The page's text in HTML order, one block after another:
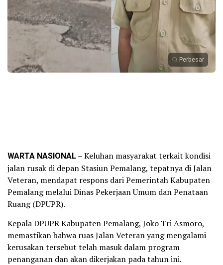
Perbesar
WARTA NASIONAL– Keluhan masyarakat terkait kondisi
jalan rusak di depan Stasiun Pemalang, tepatnya di Jalan
Veteran, mendapat respons dari Pemerintah Kabupaten
Pemalang melalui Dinas Pekerjaan Umum dan Penataan
Ruang (DPUPR).
Kepala DPUPR Kabupaten Pemalang, Joko Tri Asmoro,
memastikan bahwa ruas Jalan Veteran yang mengalami
kerusakan tersebut telah masuk dalam program
penanganan dan akan dikerjakan pada tahun ini.